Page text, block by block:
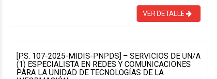
VER DETALLE
[P.S. 107-2025-MIDIS-PNPDS] – SERVICIOS DE UN/A
(1) ESPECIALISTA EN REDES Y COMUNICACIONES
PARA LA UNIDAD DE TECNOLOGÍAS DE LA